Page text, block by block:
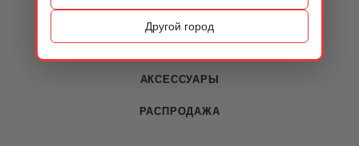
Другой город
АКСЕССУАРЫ
РАСПРОДАЖА